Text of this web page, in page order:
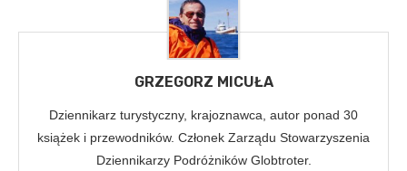
GRZEGORZ MICUŁA
Dziennikarz turystyczny, krajoznawca, autor ponad 30
książek i przewodników. Członek Zarządu Stowarzyszenia
Dziennikarzy Podróżników Globtroter.